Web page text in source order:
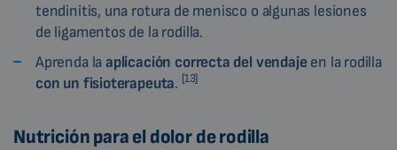
tendinitis, una rotura de menisco o algunas lesiones
de ligamentos de la rodilla.
Aprenda laaplicación correcta del vendajeen la rodilla
con un fisioterapeuta. [13]
Nutrición para el dolor de rodilla